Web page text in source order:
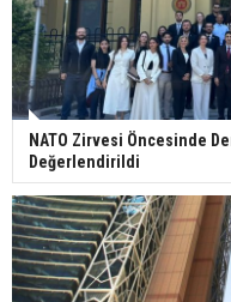
NATO Zirvesi Öncesinde
Değerlendirildi